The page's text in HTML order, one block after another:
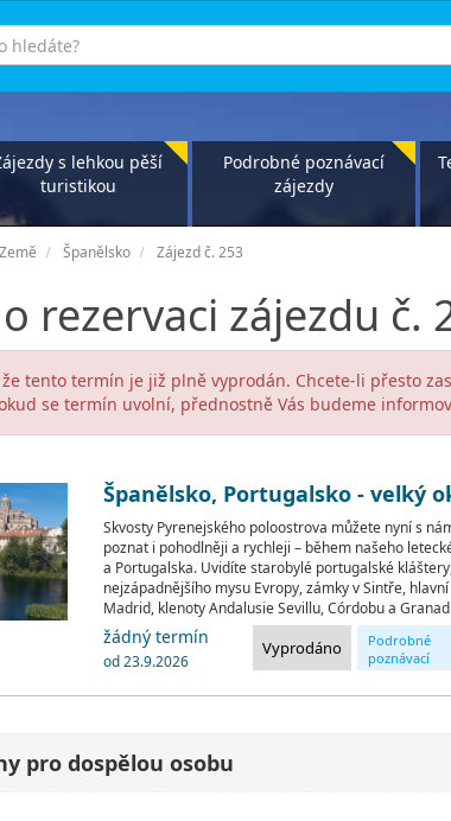
s lehkou pěší
turistikou
Podrobné poznávací
zájezdy
Země Španělsko Zájezd č. 253
rezervaci zájezdu č.
tento termín je již plně vyprodán. Chcete-li přesto
se termín uvolní, přednostně Vás budeme
Španělsko, Portugalsko - velký
Skvosty Pyrenejského poloostrova můžete nyní s
poznat i pohodlněji a rychleji – během našeho
a Portugalska. Uvidíte starobylé portugalské
nejzápadnějšího mysu Evropy, zámky v Sintře,
Madrid, klenoty Andalusie Sevillu, Córdobu a
Podrobné
poznávací
Vyprodáno
žádný termín
od 23.9.2026
pro dospělou osobu